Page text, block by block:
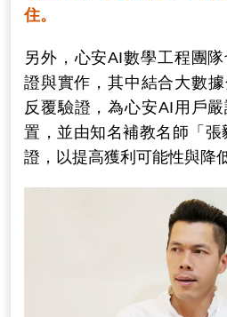
住。
另外，心安AI數學工程團
證與實作，其中結合大數
反覆驗證，為心安AI用戶
置，並由知名補教名師「
證，以提高獲利可能性與降